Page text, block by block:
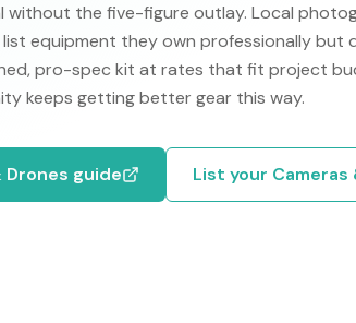
without the five-figure outlay. Local
equipment they own professionally but
pro-spec kit at rates that fit project
keeps getting better gear this way.
Drones guide List your Cameras